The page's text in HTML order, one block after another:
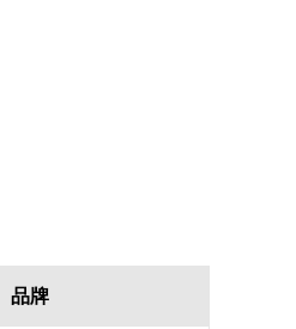
品牌